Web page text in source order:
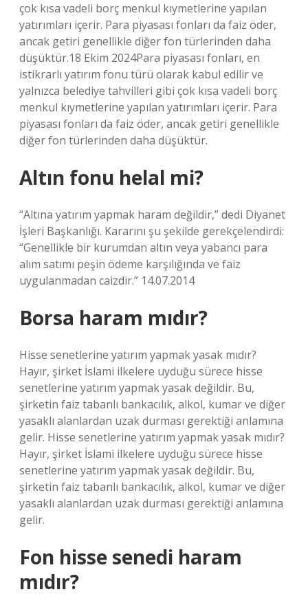
çok kısa vadeli borç menkul kıymetlerine yapılan
yatırımları içerir. Para piyasası fonları da faiz öder,
ancak getiri genellikle diğer fon türlerinden daha
düşüktür.18 Ekim 2024Para piyasası fonları, en
istikrarlı yatırım fonu türü olarak kabul edilir ve
yalnızca belediye tahvilleri gibi çok kısa vadeli borç
menkul kıymetlerine yapılan yatırımları içerir. Para
piyasası fonları da faiz öder, ancak getiri genellikle
diğer fon türlerinden daha düşüktür.
Altın fonu helal mi?
“Altına yatırım yapmak haram değildir,” dedi Diyanet
İşleri Başkanlığı. Kararını şu şekilde gerekçelendirdi:
“Genellikle bir kurumdan altın veya yabancı para
alım satımı peşin ödeme karşılığında ve faiz
uygulanmadan caizdir.” 14.07.2014
Borsa haram mıdır?
Hisse senetlerine yatırım yapmak yasak mıdır?
Hayır, şirket İslami ilkelere uyduğu sürece hisse
senetlerine yatırım yapmak yasak değildir. Bu,
şirketin faiz tabanlı bankacılık, alkol, kumar ve diğer
yasaklı alanlardan uzak durması gerektiği anlamına
gelir. Hisse senetlerine yatırım yapmak yasak mıdır?
Hayır, şirket İslami ilkelere uyduğu sürece hisse
senetlerine yatırım yapmak yasak değildir. Bu,
şirketin faiz tabanlı bankacılık, alkol, kumar ve diğer
yasaklı alanlardan uzak durması gerektiği anlamına
gelir.
Fon hisse senedi haram
mıdır?